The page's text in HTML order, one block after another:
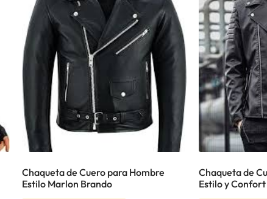
Chaqueta de Cuero para Hombre
Estilo Marlon Brando
Chaqueta de
Estilo y